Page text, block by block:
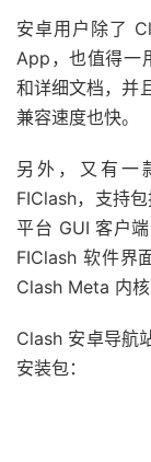
安卓用户除了
App，也值得一
和详细文档，并
兼容速度也快。
另外，又有一
FIClash，支持
平台 GUI 客户
FIClash 软件界
Clash Meta 内
Clash 安卓导航
安装包：